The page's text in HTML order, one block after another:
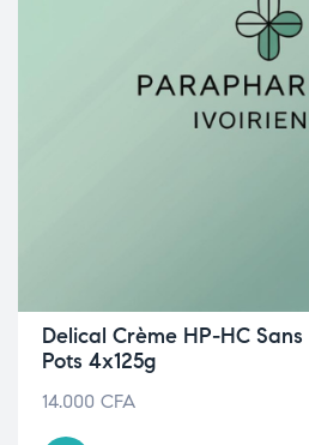
Delical Crème HP-HC
Pots 4x125g
14.000 CFA